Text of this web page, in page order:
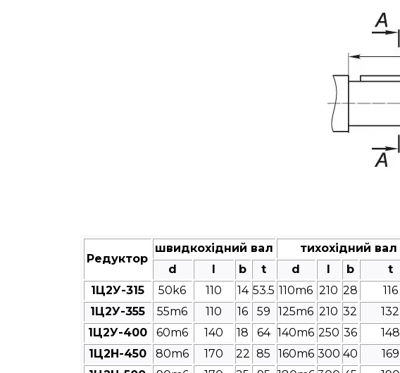
Редуктор
швидкохідний вал
тихохідний вал
d
b t d b
t
1Ц2У-315
50k6 110 14 53.5 110m6 210 28
116
1Ц2У-355
55m6 110 16 59 125m6 210 32
132
1Ц2У-400
60m6 140 18 64 140m6 250 36
148
1Ц2Н-450
80m6 170 22 85 160m6 300 40
169